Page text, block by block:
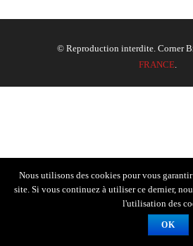
© Reproduction interdite. Corner
FRANCE
Nous utilisons des cookies pour vous
site. Si vous continuez à utiliser ce dernier,
l'utilisation des
OK